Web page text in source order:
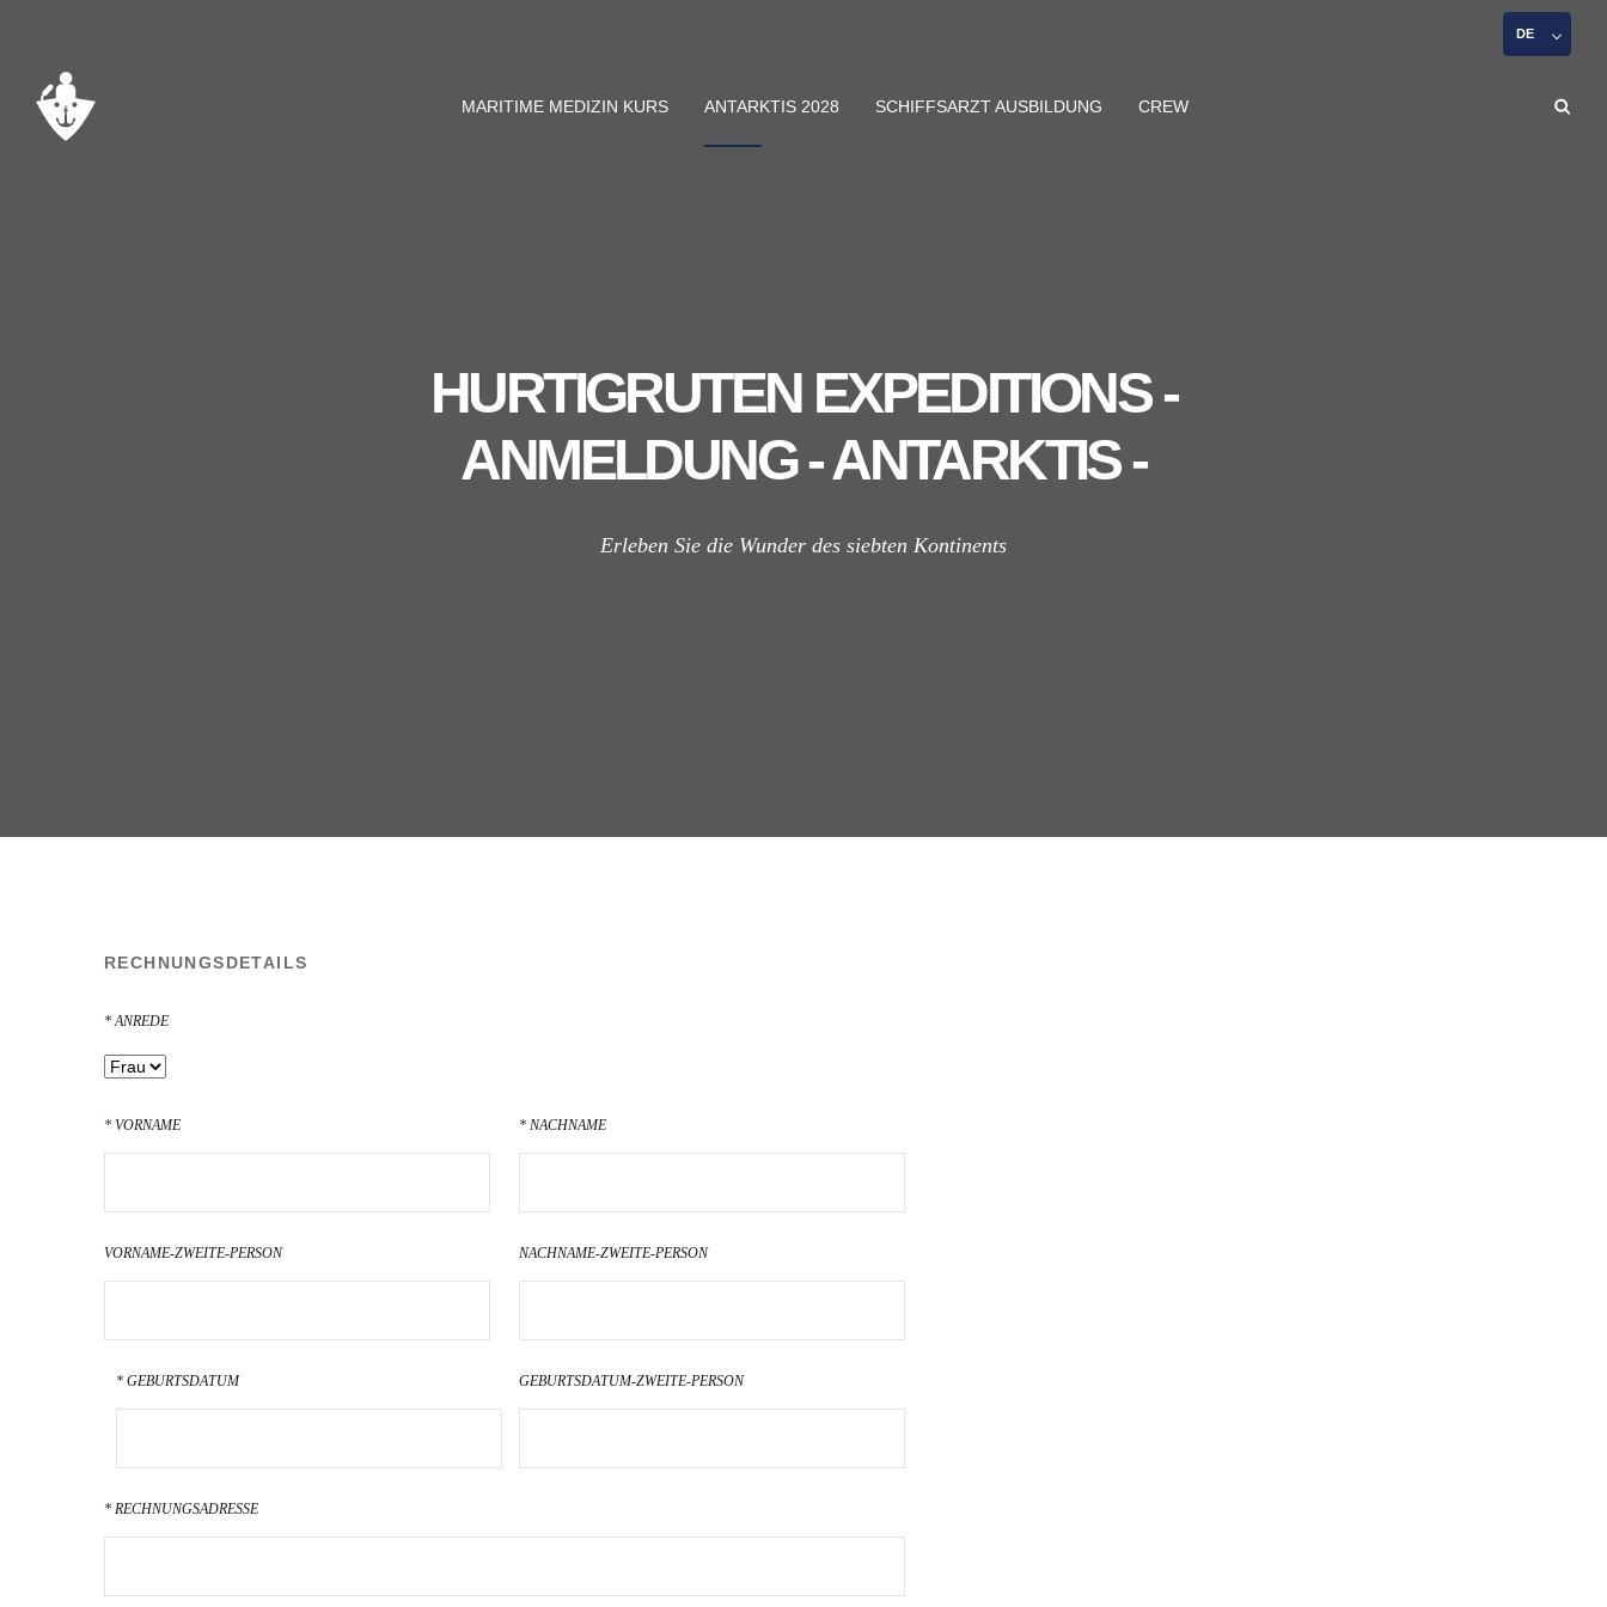
MARITIME MEDIZIN KURS ANTARKTIS 2028 SCHIFFSARZT AUSBILDUNG CREW
DE
HURTIGRUTEN EXPEDITIONS -
ANMELDUNG - ANTARKTIS -
Erleben Sie die Wunder des siebten Kontinents
RECHNUNGSDETAILS
ANREDE
VORNAME NACHNAME
VORNAME-ZWEITE-PERSON NACHNAME-ZWEITE-PERSON
GEBURTSDATUM GEBURTSDATUM-ZWEITE-PERSON
RECHNUNGSADRESSE